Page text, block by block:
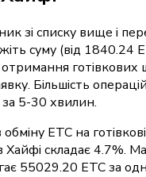
зі списку вище і
суму (від 1840.24
готівкових
Більшість операцій
5-30 хвилин.
обміну ETC на
складає 4.7%.
55029.20 ETC за